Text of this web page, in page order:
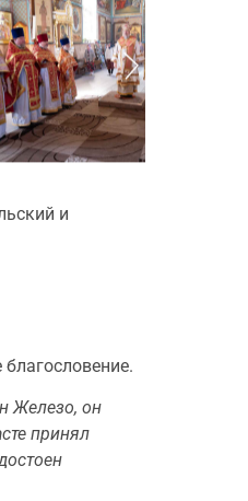
и
Железо, он
принял